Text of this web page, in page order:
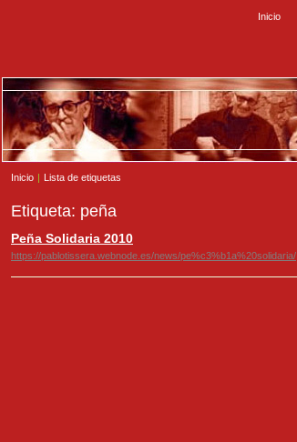
Inicio | Lista de etiquetas
Etiqueta: peña
Peña Solidaria 2010
https://pablotissera.webnode.es/news/pe%c3%b1a%20solidaria/
Inicio